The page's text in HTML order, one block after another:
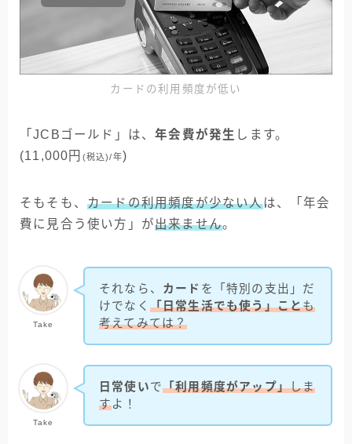
カードの利用頻度が低い
「JCBゴールド」は、年会費が発生 します。
(11,000円 (税込)/年)
そもそも、 カードの利用頻度が少ない人は、「年会
費に見合う使い方」が出来ません。
Take
それなら、 カード を「特別の支出」だ
けでなく 「日常生活でも使う」ことも
考えてみては？
Take
日常使いで「利用頻度がアップ」しま
すよ！